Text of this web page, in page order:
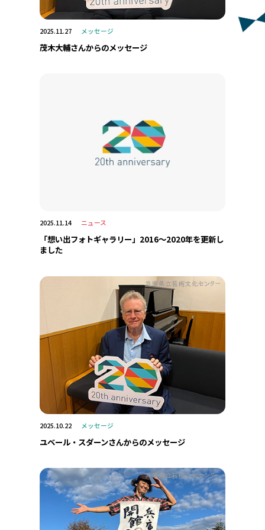
2025.11.27 メッセージ
茂木大輔さんからのメッセージ
2025.11.14 ニュース
「想い出フォトギャラリー」2016～2020年を更新し
ました
2025.10.22 メッセージ
ユベール・スダーンさんからのメッセージ